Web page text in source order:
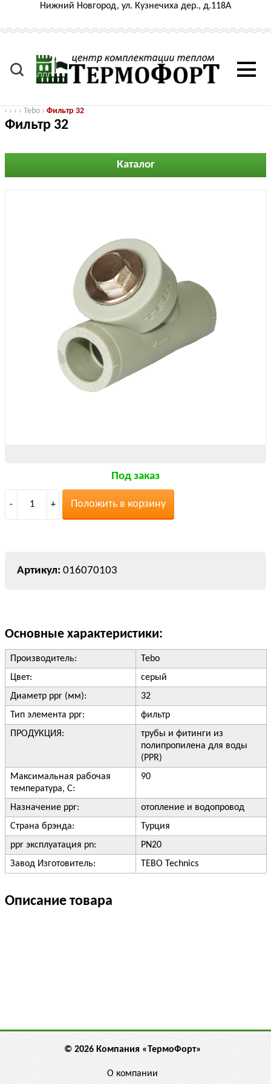
Нижний Новгород, ул. Кузнечиха дер., д.118А
› › › › Tebo › Фильтр 32
Фильтр 32
Каталог
Под заказ
- 1 + Положить в корзину
016070103
Основные характеристики:
Производитель:
Tebo
Цвет:
серый
Диаметр ppr (мм):
32
Тип элемента ppr:
фильтр
ПРОДУКЦИЯ:
трубы и фитинги из
полипропилена для воды
(PPR)
Максимальная рабочая
температура, С:
90
Назначение ppr:
отопление и водопровод
Страна брэнда:
Турция
ppr эксплуатация pn:
PN20
Завод Изготовитель:
TEBO Technics
Описание товара
© 2026 Компания «ТермоФорт»
О компании